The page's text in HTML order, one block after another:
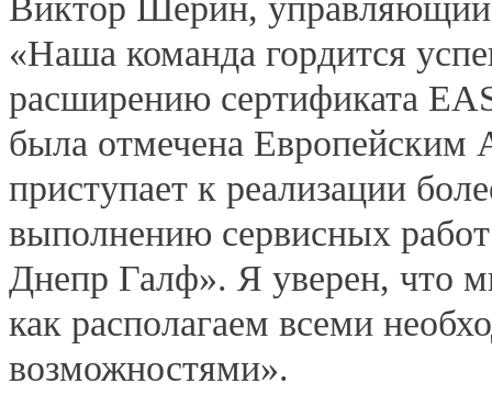
Виктор Шерин,
«Наша команда гордится
расширению сертификата
была отмечена Европейским
приступает к реализации
выполнению сервисных
Днепр Галф». Я уверен, что
как располагаем всеми
возможностями».